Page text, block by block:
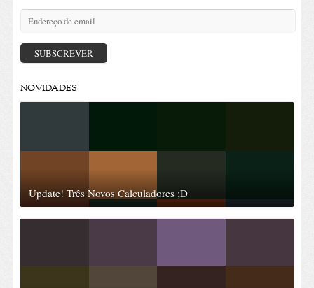
Endereço
email
SUBSCREVER
NOVIDADES
Update! Três Novos Calculadores ;D